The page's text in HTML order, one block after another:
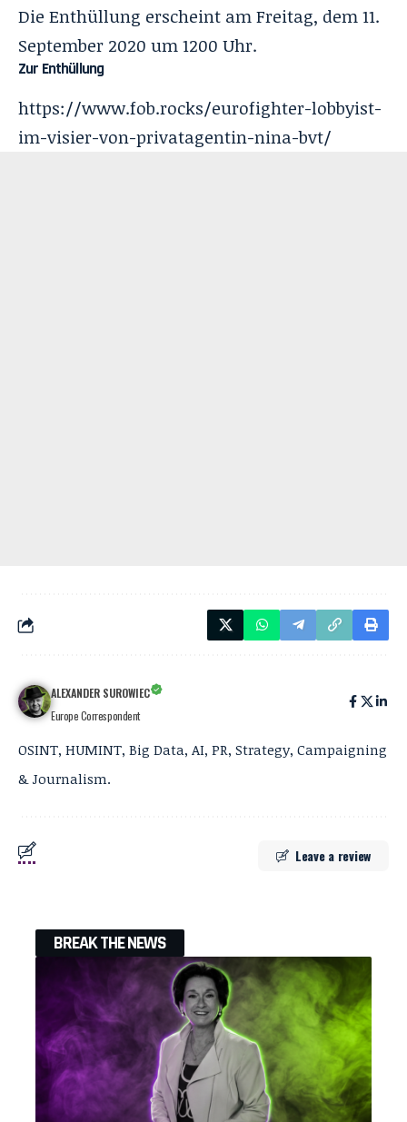
Die Enthüllung erscheint am Freitag, dem 11.
September 2020 um 1200 Uhr.
Zur Enthüllung
https://www.fob.rocks/eurofighter-lobbyist-
im-visier-von-privatagentin-nina-bvt/
ALEXANDER SUROWIEC
Europe Correspondent
OSINT, HUMINT, Big Data, AI, PR, Strategy, Campaigning
& Journalism.
Leave a review
BREAK THE NEWS